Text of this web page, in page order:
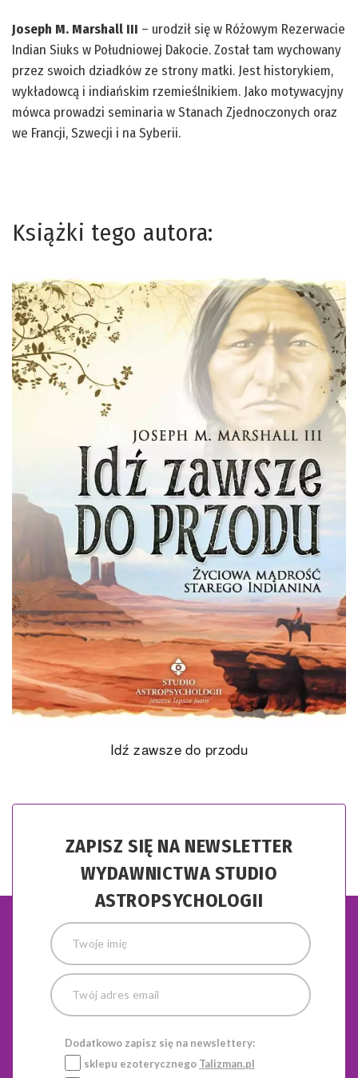
Joseph M. Marshall III – urodził się w Różowym Rezerwacie
Indian Siuks w Południowej Dakocie. Został tam wychowany
przez swoich dziadków ze strony matki. Jest historykiem,
wykładowcą i indiańskim rzemieślnikiem. Jako motywacyjny
mówca prowadzi seminaria w Stanach Zjednoczonych oraz
we Francji, Szwecji i na Syberii.
Książki tego autora:
Idź zawsze do przodu
ZAPISZ SIĘ NA NEWSLETTER
WYDAWNICTWA STUDIO
ASTROPSYCHOLOGII
Dodatkowo zapisz się na newslettery:
sklepu ezoterycznego Talizman.pl